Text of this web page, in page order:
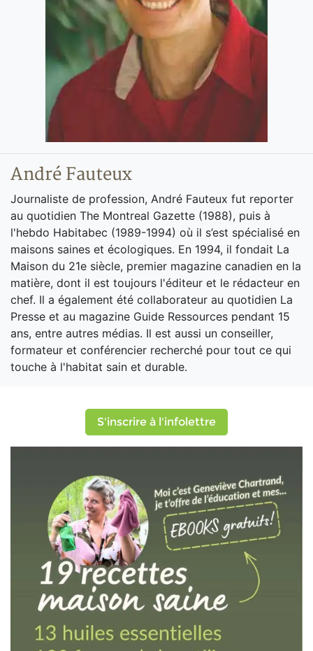
André Fauteux
Journaliste de profession, André Fauteux fut reporter
au quotidien The Montreal Gazette (1988), puis à
l'hebdo Habitabec (1989-1994) où il s’est spécialisé en
maisons saines et écologiques. En 1994, il fondait La
Maison du 21e siècle, premier magazine canadien en la
matière, dont il est toujours l'éditeur et le rédacteur en
chef. Il a également été collaborateur au quotidien La
Presse et au magazine Guide Ressources pendant 15
ans, entre autres médias. Il est aussi un conseiller,
formateur et conférencier recherché pour tout ce qui
touche à l'habitat sain et durable.
S'inscrire à l'infolettre